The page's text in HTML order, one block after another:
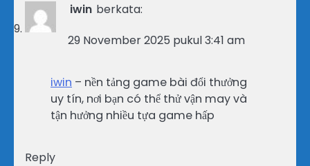
iwin berkata:
29 November 2025 pukul 3:41 am
iwin – nền tảng game bài đổi thưởng
uy tín, nơi bạn có thể thử vận may và
tận hưởng nhiều tựa game hấp
Reply